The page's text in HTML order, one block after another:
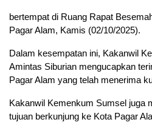
bertempat di Ruang Rapat
Pagar Alam, Kamis (02/10/2025).
Dalam kesempatan ini, Kakanwil
Amintas Siburian mengucapkan
Pagar Alam yang telah menerima
Kakanwil Kemenkum Sumsel juga
tujuan berkunjung ke Kota Pagar